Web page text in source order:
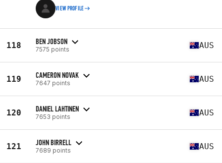
VIEW PROFILE
118 BEN JOBSON
7575 points AUS
119 CAMERON NOVAK
7647 points AUS
120 DANIEL LAHTINEN
7653 points AUS
121 JOHN BIRRELL
7689 points AUS